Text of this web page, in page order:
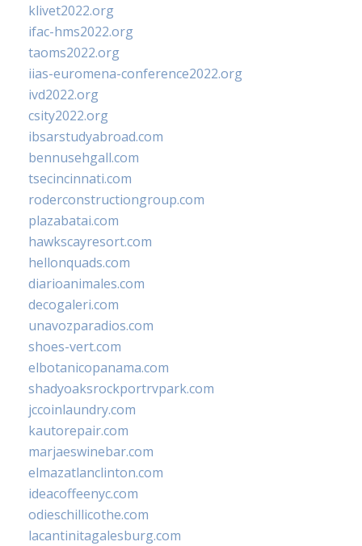
klivet2022.org
ifac-hms2022.org
taoms2022.org
iias-euromena-conference2022.org
ivd2022.org
csity2022.org
ibsarstudyabroad.com
bennusehgall.com
tsecincinnati.com
roderconstructiongroup.com
plazabatai.com
hawkscayresort.com
hellonquads.com
diarioanimales.com
decogaleri.com
unavozparadios.com
shoes-vert.com
elbotanicopanama.com
shadyoaksrockportrvpark.com
jccoinlaundry.com
kautorepair.com
marjaeswinebar.com
elmazatlanclinton.com
ideacoffeenyc.com
odieschillicothe.com
lacantinitagalesburg.com